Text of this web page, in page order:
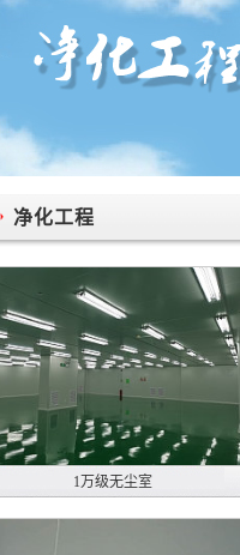
净化工程
1万级无尘室